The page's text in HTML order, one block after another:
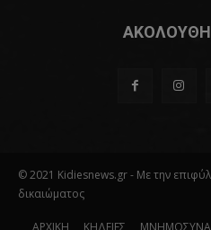
© 2021 Kidiesnews.gr - Με την
δικαιώματος
ΑΡΧΙΚΗ ΚΗΔΕΙΕΣ ΜΝΗΜΟΣΥΝΑ